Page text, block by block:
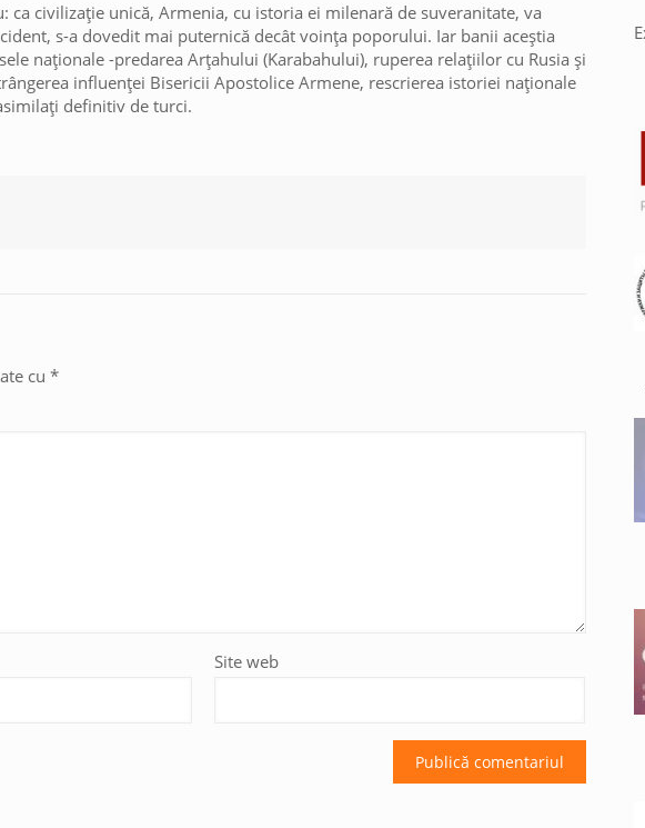
civilizație unică, Armenia, cu istoria ei milenară de suveranitate, va
s-a dovedit mai puternică decât voința poporului. Iar banii aceștia
naționale -predarea Arțahului (Karabahului), ruperea relațiilor cu Rusia și
influenței Bisericii Apostolice Armene, rescrierea istoriei naționale
definitiv de turci.
cu *
Site web